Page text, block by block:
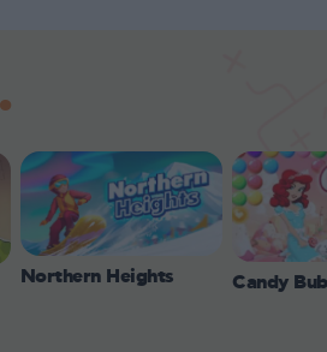
Northern Heights Candy